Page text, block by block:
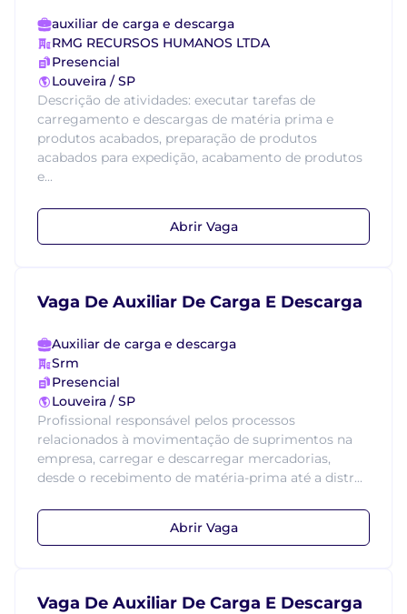
auxiliar de carga e descarga
RMG RECURSOS HUMANOS LTDA
Presencial
Louveira / SP
Descrição de atividades: executar tarefas de
carregamento e descargas de matéria prima e
produtos acabados, preparação de produtos
acabados para expedição, acabamento de produtos
e...
Abrir Vaga
Vaga De Auxiliar De Carga E Descarga
Auxiliar de carga e descarga
Srm
Presencial
Louveira / SP
Profissional responsável pelos processos
relacionados à movimentação de suprimentos na
empresa, carregar e descarregar mercadorias,
desde o recebimento de matéria-prima até a distr...
Abrir Vaga
Vaga De Auxiliar De Carga E Descarga